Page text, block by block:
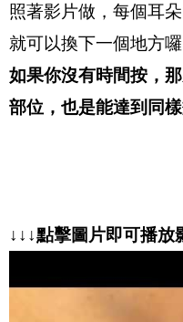
照著影片做，每個耳
就可以換下一個地方囉
如果你沒有時間按，
部位，也是能達到同樣
↓↓↓點擊圖片即可播放